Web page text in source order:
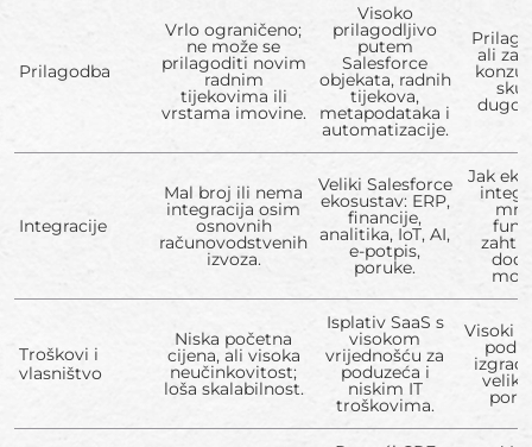
Prilagodba
Vrlo ograničeno;
ne može se
prilagoditi novim
radnim
tijekovima ili
vrstama imovine.
Visoko
prilagodljivo
putem
Salesforce
objekata, radnih
tijekova,
metapodataka i
automatizacije.
ali
Integracije
Mal broj ili nema
integracija osim
osnovnih
računovodstvenih
izvoza.
Veliki Salesforce
ekosustav: ERP,
financije,
analitika, IoT, AI,
e-potpis,
poruke.
Jak
Troškovi i
vlasništvo
Niska početna
cijena, ali visoka
neučinkovitost;
loša skalabilnost.
Isplativ SaaS s
visokom
vrijednošću za
poduzeća i
niskim IT
troškovima.
Visoki
velike